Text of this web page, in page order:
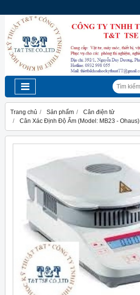
Trang chủ Sản phẩm
Cân điện tử
Cân Xác Định Độ Ẩm (Model: MB23 - Ohaus)